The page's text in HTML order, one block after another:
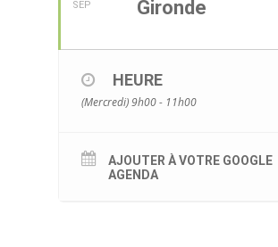
SEP
Gironde
HEURE
(Mercredi) 9h00 - 11h00
AJOUTER À VOTRE GOOGLE
AGENDA